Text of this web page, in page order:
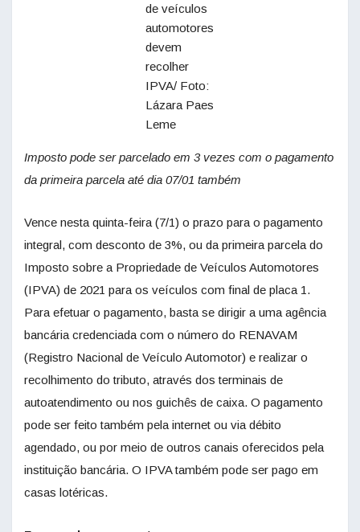
de veículos
automotores
devem
recolher
IPVA/ Foto:
Lázara Paes
Leme
Imposto pode ser parcelado em 3 vezes com o pagamento
da primeira parcela até dia 07/01 também
Vence nesta quinta-feira (7/1) o prazo para o pagamento
integral, com desconto de 3%, ou da primeira parcela do
Imposto sobre a Propriedade de Veículos Automotores
(IPVA) de 2021 para os veículos com final de placa 1.
Para efetuar o pagamento, basta se dirigir a uma agência
bancária credenciada com o número do RENAVAM
(Registro Nacional de Veículo Automotor) e realizar o
recolhimento do tributo, através dos terminais de
autoatendimento ou nos guichês de caixa. O pagamento
pode ser feito também pela internet ou via débito
agendado, ou por meio de outros canais oferecidos pela
instituição bancária. O IPVA também pode ser pago em
casas lotéricas.